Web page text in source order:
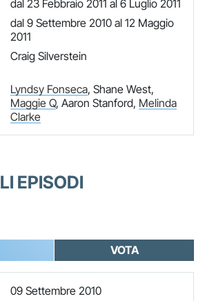
dal 23 Febbraio 2011 al 6 Luglio 2011
dal 9 Settembre 2010 al 12 Maggio
2011
Craig Silverstein
Lyndsy Fonseca, Shane West,
Maggie Q, Aaron Stanford, Melinda
Clarke
EPISODI
VOTA
09 Settembre 2010